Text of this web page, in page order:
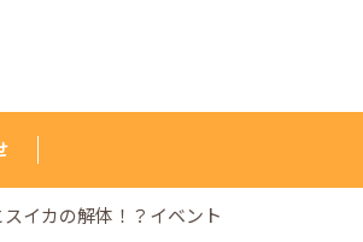
イカの解体！？イベント